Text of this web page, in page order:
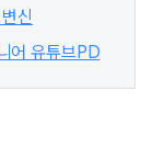
신
어 유튜브PD